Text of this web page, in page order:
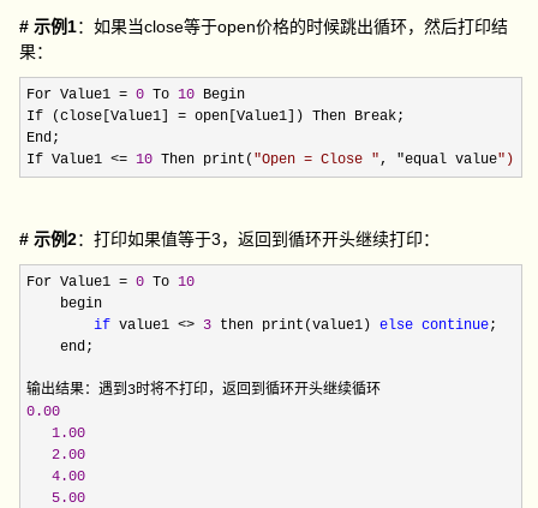
# 示例1：如果当close等于open价格的时候跳出循环，然后打印结
果：
For Value1 = 0 To 10 Begin
If (close[Value1] = open[Value1]) Then Break;
End;
If Value1 <= 10 Then print( "Open = Close ", "equal value" );
# 示例2：打印如果值等于3，返回到循环开头继续打印：
For Value1 = 0 To 10
    begin
if value1 <> 3 then print(value1) else continue;
    end;
0.00
1.00
2.00
4.00
5.00